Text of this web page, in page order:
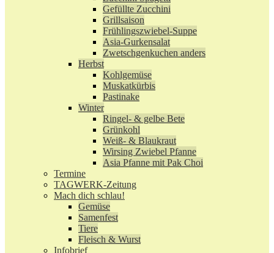
Gefüllte Zucchini
Grillsaison
Frühlingszwiebel-Suppe
Asia-Gurkensalat
Zwetschgenkuchen anders
Herbst
Kohlgemüse
Muskatkürbis
Pastinake
Winter
Ringel- & gelbe Bete
Grünkohl
Weiß- & Blaukraut
Wirsing Zwiebel Pfanne
Asia Pfanne mit Pak Choi
Termine
TAGWERK-Zeitung
Mach dich schlau!
Gemüse
Samenfest
Tiere
Fleisch & Wurst
Infobrief